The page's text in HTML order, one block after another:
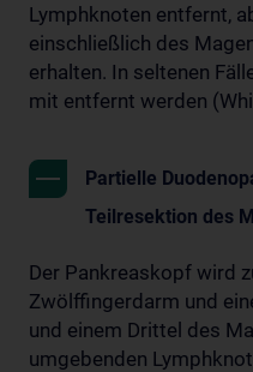
Lymphknoten entfernt,
einschließlich des
erhalten. In seltenen
mit entfernt werden
Partielle
Teilresektion des
Der Pankreaskopf wird
Zwölffingerdarm und
und einem Drittel des
umgebenden